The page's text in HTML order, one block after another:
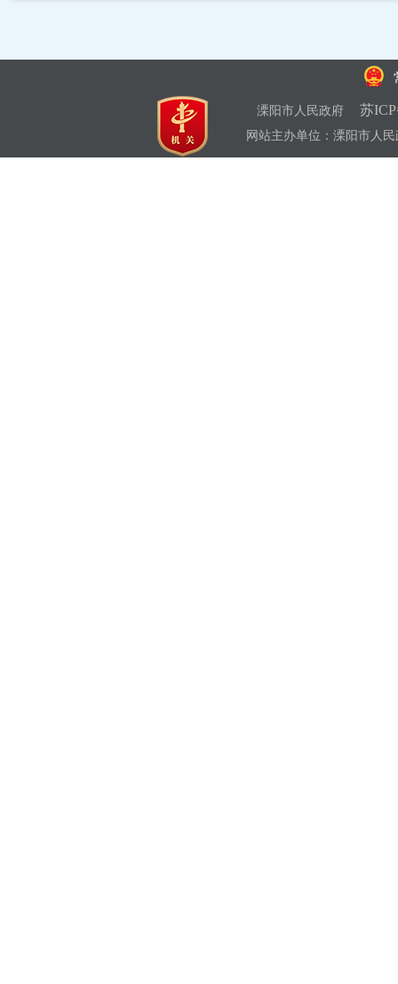
溧阳市人民政府 苏
网站主办单位：溧阳市人